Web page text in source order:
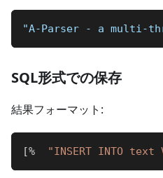
"A-Parser - a multi-
SQL形式での保存
結果フォーマット:
[% "INSERT INTO text